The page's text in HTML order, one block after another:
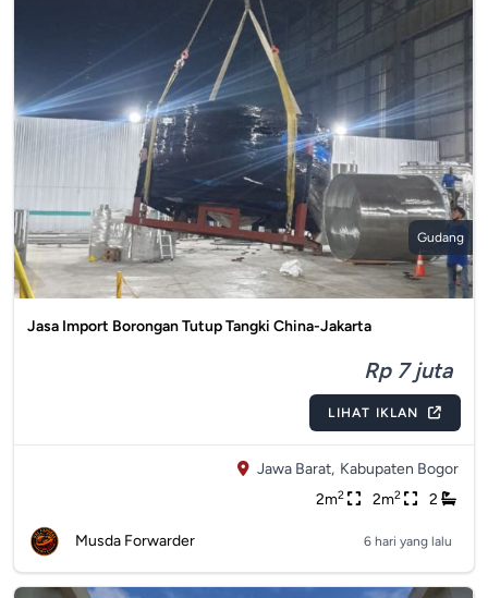
Gudang
Jasa Import Borongan Tutup Tangki China-Jakarta
Rp 7 juta
LIHAT IKLAN
Jawa Barat, Kabupaten Bogor
2m2 2m2 2
Musda Forwarder 6 hari yang lalu